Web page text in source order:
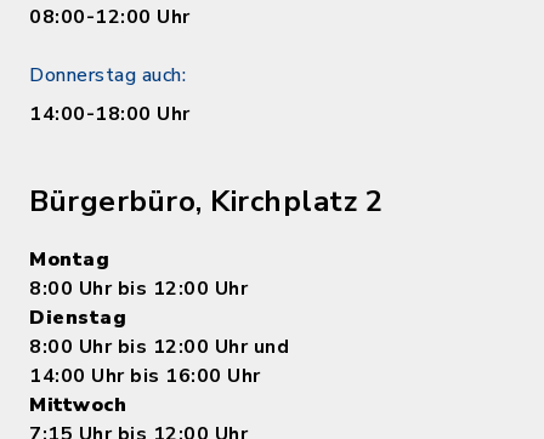
08:00-12:00 Uhr
Donnerstag auch:
14:00-18:00 Uhr
Bürgerbüro, Kirchplatz 2
Montag
8:00 Uhr bis 12:00 Uhr
Dienstag
8:00 Uhr bis 12:00 Uhr und
14:00 Uhr bis 16:00 Uhr
Mittwoch